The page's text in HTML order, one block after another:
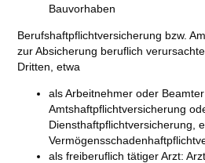
Bauvorhaben
Berufshaftpflichtversicherung bzw.
zur Absicherung beruflich
Dritten, etwa
als Arbeitnehmer oder
Amtshaftpflichtversicherung
Diensthaftpflichtversicherung,
als freiberuflich tätiger Arzt: